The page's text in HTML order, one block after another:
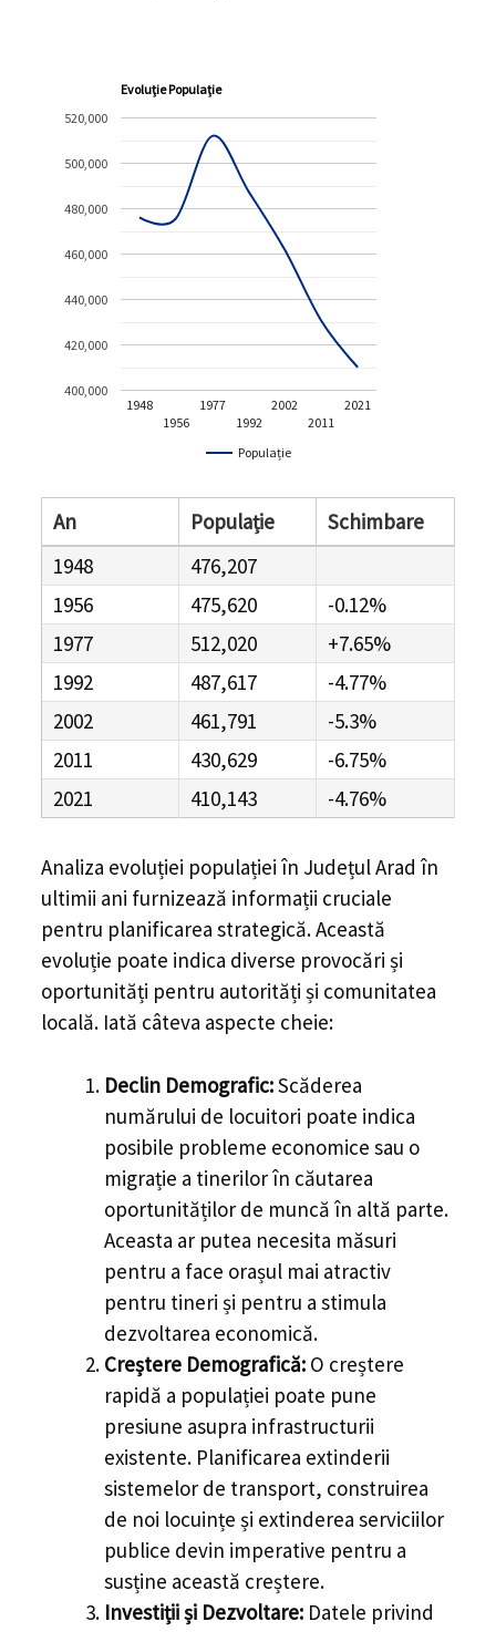
Evoluție Populație
Populație
1948
1956
1977
1992
2002
2011
2021
400,000
420,000
440,000
460,000
480,000
500,000
520,000
An Populație
Schimbare
1948
476,207
1956
475,620
-0.12%
1977
512,020
+7.65%
1992
487,617
-4.77%
2002
461,791
-5.3%
2011
430,629
-6.75%
2021
410,143 -4.76%
Analiza evoluției populației în Județul Arad în
ultimii ani furnizează informații cruciale
pentru planificarea strategică. Această
evoluție poate indica diverse provocări și
oportunități pentru autorități și comunitatea
locală. Iată câteva aspecte cheie:
Declin Demografic:Scăderea
numărului de locuitori poate indica
posibile probleme economice sau o
migrație a tinerilor în căutarea
oportunităților de muncă în altă parte.
Aceasta ar putea necesita măsuri
pentru a face orașul mai atractiv
pentru tineri și pentru a stimula
dezvoltarea economică.
Creștere Demografică: O creștere
rapidă a populației poate pune
presiune asupra infrastructurii
existente. Planificarea extinderii
sistemelor de transport, construirea
de noi locuințe și extinderea serviciilor
publice devin imperative pentru a
susține această creștere.
Investiții și Dezvoltare: Datele privind